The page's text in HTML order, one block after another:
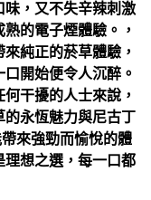
，又不失辛辣刺激
的電子煙體驗。，
純正的菸草體驗，
開始便令人沉醉。
干擾的人士來說，
永恆魅力與尼古丁
來強勁而愉悅的體
想之選，每一口都